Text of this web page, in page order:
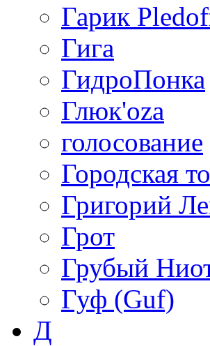
Гарик
Гига
ГидроПонка
Глюк'oza
голосование
Городская
Григорий
Грот
Грубый
Гуф (Guf)
Д